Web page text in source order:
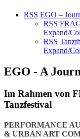
RSS EGO –
RSS
Expand/
RSS
Expand/
EGO - A
Im Rahmen von
Tanzfestival
PERFORMANCE
& URBAN ART